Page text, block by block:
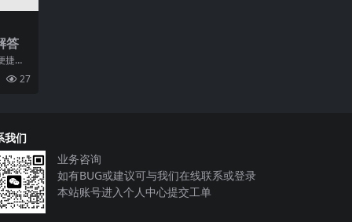
答
捷的
上服
27
我们
业务咨询
如有BUG或建议可与我们在线联系或登录
本站账号进入个人中心提交工单